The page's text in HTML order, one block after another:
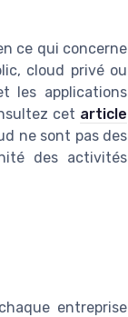
ce qui concerne
cloud privé ou
les applications
cet article
ne sont pas des
des activités
entreprise